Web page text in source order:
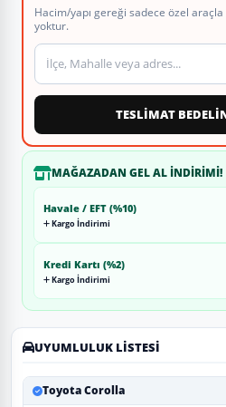
Hacim/yapı gereği sadece özel
yoktur.
Teslimat veya montaj adresi
TESLİMAT
MAĞAZADAN GEL AL İNDIRIMI!
Havale / EFT (%10)
Kargo İndirimi
Kredi Kartı (%2)
Kargo İndirimi
UYUMLULUK LISTESI
Toyota Corolla